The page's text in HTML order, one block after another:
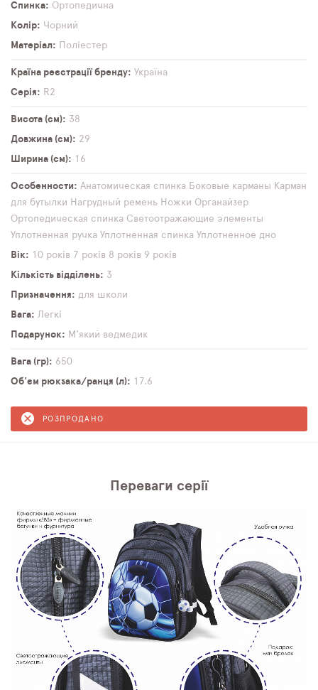
Спинка
Ортопедична
Колір
Чорний
Матеріал
Поліестер
Країна реєстрації бренду
Україна
Серія
R2
Висота (см)
38
Довжина (см)
29
Ширина (см)
16
Особенности Анатомическая спинка Боковые карманы Карман
для бутылки Нагрудный ремень Ножки Органайзер
Ортопедическая спинка Светоотражающие элементы
Уплотненная ручка Уплотненная спинка Уплотненное дно
Вік
10 років 7 років 8 років 9 років
Кількість відділень
3
Призначення
для школи
Вага
Легкі
Подарунок
М'який ведмедик
Вага (гр)
650
Об'єм рюкзака/ранця (л)
17,6
РОЗПРОДАНО
Переваги серії